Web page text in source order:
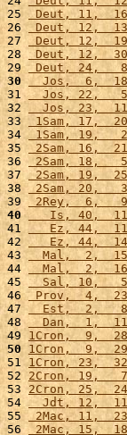
25
Deut, 11,  16
26 Deut, 12,  13
27
Deut, 12,  19
28 Deut, 12,  30
29 Deut, 24,   8
30
  Jos,  6,  18
31
  Jos, 22,   5
32
  Jos, 23,  11
33
1Sam, 17,  20
34 1Sam, 19,   2
35 2Sam, 16,  21
36 2Sam, 18,   5
37 2Sam, 19,  25
38
2Sam, 20,   3
39 2Rey,  6,   9
40
   Is, 40,  11
41
   Ez, 44,  11
42
   Ez, 44,  14
43
  Mal,  2,  15
44
  Mal,  2,  16
45
  Sal, 10,   5
46 Prov,  4,  23
47
  Est,  2,   8
48
  Dan,  1,  11
49 1Cron,  9,  28
50 1Cron,  9,  29
51 1Cron, 23,  32
52 2Cron, 19,   7
53 2Cron, 25,  24
54
  Jdt, 12,  11
55
2Mac, 11,  23
56 2Mac, 15,  18